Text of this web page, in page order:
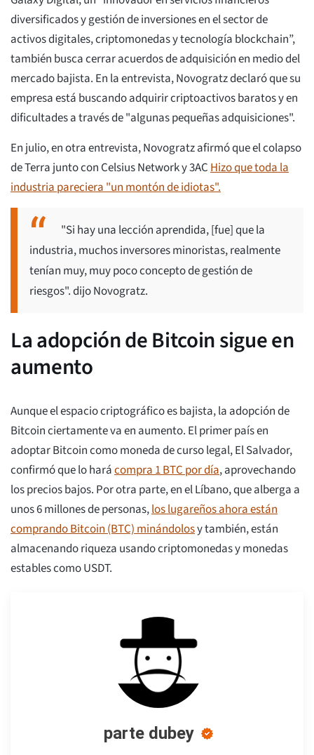
diversificados y gestión de inversiones en el sector de
activos digitales, criptomonedas y tecnología blockchain”,
también busca cerrar acuerdos de adquisición en medio del
mercado bajista. En la entrevista, Novogratz declaró que su
empresa está buscando adquirir criptoactivos baratos y en
dificultades a través de "algunas pequeñas adquisiciones".
En julio, en otra entrevista, Novogratz afirmó que el colapso
de Terra junto con Celsius Network y 3ACHizo que toda la
industria pareciera "un montón de idiotas".
"Si hay una lección aprendida, [fue] que la
industria, muchos inversores minoristas, realmente
tenían muy, muy poco concepto de gestión de
riesgos". dijo Novogratz.
La adopción de Bitcoin sigue en
aumento
Aunque el espacio criptográfico es bajista, la adopción de
Bitcoin ciertamente va en aumento. El primer país en
adoptar Bitcoin como moneda de curso legal, El Salvador,
confirmó que lo harácompra 1 BTC por día, aprovechando
los precios bajos. Por otra parte, en el Líbano, que alberga a
unos 6 millones de personas,los lugareños ahora están
comprando Bitcoin (BTC) minándolosy también, están
almacenando riqueza usando criptomonedas y monedas
estables como USDT.
parte dubey